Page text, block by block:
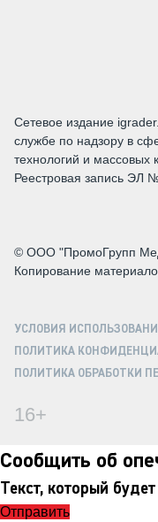
Сетевое издание
службе по надзору в
технологий и массовых
Реестровая запись ЭЛ
© ООО "ПромоГрупп
Копирование
УСЛОВИЯ
ПОЛИТИКА
ПОЛИТИКА ОБРАБОТКИ
16+
Сообщить об
Текст, который
Отправить